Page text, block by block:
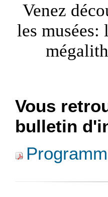
Venez
les
Vous
bulletin